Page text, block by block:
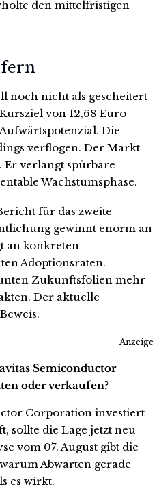
den mittelfristigen
noch nicht als gescheitert
von 12,68 Euro
Die
verflogen. Der Markt
Er verlangt spürbare
Wachstumsphase.
für das zweite
gewinnt enorm an
an konkreten
Adoptionsraten.
Zukunftsfolien mehr
Der aktuelle
Anzeige
Semiconductor
oder verkaufen?
Corporation investiert
sollte die Lage jetzt neu
vom 07. August gibt die
Abwarten gerade
es wirkt.